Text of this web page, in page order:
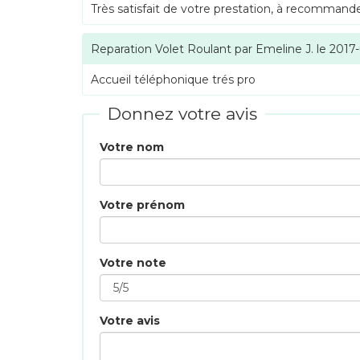
Très satisfait de votre prestation, à
Reparation Volet Roulant par Emeline J. le
Accueil téléphonique trés pro
Donnez votre avis
Votre nom
Votre prénom
Votre note
Votre avis